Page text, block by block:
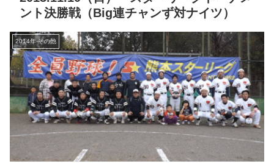
ント決勝戦（Big連チャンず対ナイツ）
2014年-その他